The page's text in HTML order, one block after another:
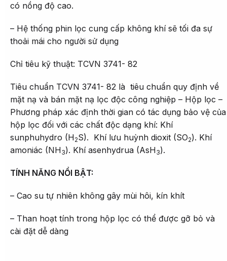
có nồng độ cao.
– Hệ thống phin lọc cung cấp không khí sẽ tối đa sự
thoải mái cho người sử dụng
Chỉ tiêu kỹ thuật: TCVN 3741- 82
Tiêu chuẩn TCVN 3741- 82 là tiêu chuẩn quy định về
mặt nạ và bán mặt nạ lọc độc công nghiệp – Hộp lọc –
Phương pháp xác định thời gian có tác dụng bảo vệ của
hộp lọc đối với các chất độc dạng khí: Khí
sunphuhydro (H2S). Khí lưu huỳnh dioxit (SO2). Khí
amoniác (NH3). Khí asenhydrua (AsH3).
TÍNH NĂNG NỔI BẬT:
– Cao su tự nhiên không gây mùi hôi, kín khít
– Than hoạt tính trong hộp lọc có thể được gỡ bỏ và
cài đặt dễ dàng